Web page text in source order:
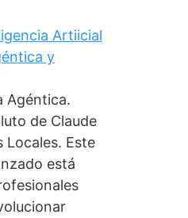
Artiicial
y
Agéntica.
de Claude
Locales. Este
está